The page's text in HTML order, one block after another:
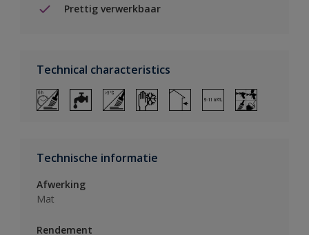
Prettig verwerkbaar
Technical characteristics
Technische informatie
Afwerking
Mat
Rendement